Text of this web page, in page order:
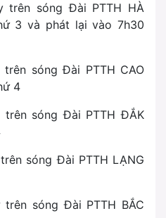
trên sóng Đài PTTH HÀ
3 và phát lại vào 7h30
sóng Đài PTTH CAO
4
sóng Đài PTTH ĐẮK
sóng Đài PTTH LẠNG
sóng Đài PTTH BẮC